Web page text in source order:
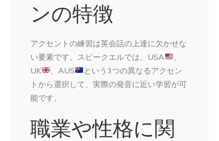
ンの特徴
アクセントの練習は英会話の上達に欠かせな
い要素です。スピークエルでは、USA
UK
、AUS
という3つの異なるアクセン
トから選択して、実際の発音に近い学習が可
能です。
職業や性格に関